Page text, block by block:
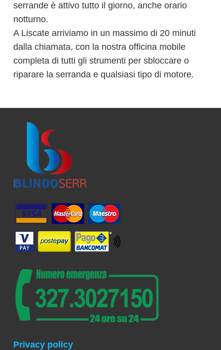
serrande è attivo tutto il giorno, anche orario
notturno.
A Liscate arriviamo in un massimo di 20 minuti
dalla chiamata, con la nostra officina mobile
completa di tutti gli strumenti per sbloccare o
riparare la serranda e qualsiasi tipo di motore.
Privacy policy